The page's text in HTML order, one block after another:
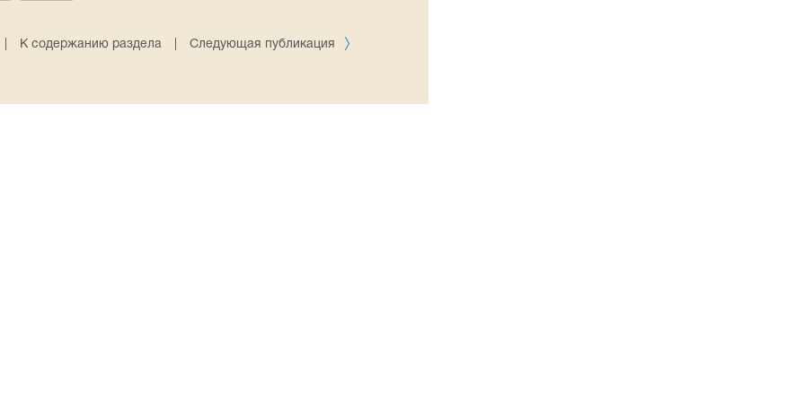
К содержанию раздела Следующая публикация